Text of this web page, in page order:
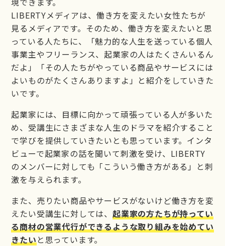
LIBERTYメディアは、働き方を変えたい女性たちが
見るメディアです。そのため、働き方を変えたいと思
っている人たちに、「魅力的な人生を送っている個人
事業主やフリーランス、起業家の人はたくさんいるん
だよ」「その人たちがやっている商品やサービスには
よいものがたくさんありますよ」と紹介をしていきた
いです。
起業家には、目標に向かって頑張っている人が多いた
め、受講生にさまざまな人生のドラマを紹介すること
で学びを提供していきたいとも思っています。インタ
ビューで起業家の話を聞いて刺激を受け、LIBERTY
のメンバーに対しても「こういう働き方がある」と刺
激を与えられます。
また、売りたい商品やサービスがないけど働き方を変
えたい受講生に対しては、起業家の方たちが持ってい
る商材の営業代行ができるような取り組みを始めてい
きたい と思っています。